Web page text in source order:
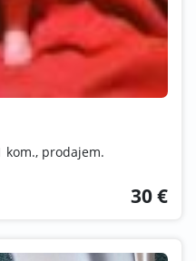
kom., prodajem.
30 €